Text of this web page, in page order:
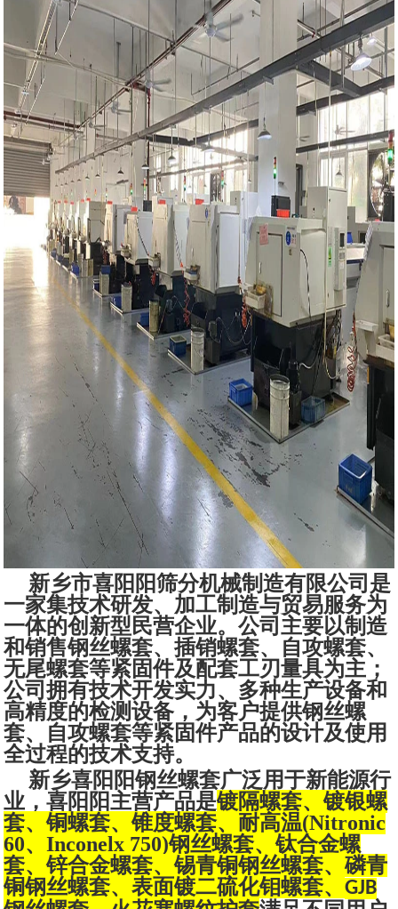
新乡市喜阳阳筛分机械制造有限公司是
一家集技术研发、加工制造与贸易服务为
一体的创新型民营企业。公司主要以制造
和销售钢丝螺套、插销螺套、自攻螺套、
无尾螺套等紧固件及配套工刃量具为主；
公司拥有技术开发实力、多种生产设备和
高精度的检测设备，为客户提供钢丝螺
套、自攻螺套等紧固件产品的设计及使用
全过程的技术支持。
新乡喜阳阳钢丝螺套广泛用于新能源行
业，喜阳阳主营产品是镀隔螺套、镀银螺
套、铜螺套、锥度螺套、耐高温(Nitronic
60、Inconelx 750)钢丝螺套、钛合金螺
套、锌合金螺套、锡青铜钢丝螺套、磷青
铜钢丝螺套、表面镀二硫化钼螺套、GJB